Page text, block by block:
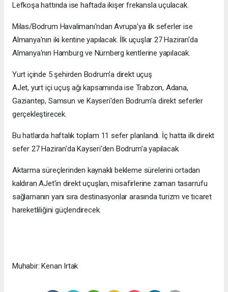
Lefkoşa hattında ise haftada ikişer frekansla uçulacak.
Milas/Bodrum Havalimanı'ndan Avrupa'ya ilk seferler ise
Almanya'nın iki kentine yapılacak. İlk uçuşlar 27 Haziran'da
Almanya'nın Hamburg ve Nürnberg kentlerine yapılacak.
Yurt içinde 5 şehirden Bodrum'a direkt uçuş
AJet, yurt içi uçuş ağı kapsamında ise Trabzon, Adana,
Gaziantep, Samsun ve Kayseri'den Bodrum'a direkt seferler
gerçekleştirecek.
Bu hatlarda haftalık toplam 11 sefer planlandı. İç hatta ilk direkt
sefer 27 Haziran'da Kayseri'den Bodrum'a yapılacak.
Aktarma süreçlerinden kaynaklı bekleme sürelerini ortadan
kaldıran AJet'in direkt uçuşları, misafirlerine zaman tasarrufu
sağlamanın yanı sıra destinasyonlar arasında turizm ve ticaret
hareketliliğini güçlendirecek.
Muhabir: Kenan Irtak